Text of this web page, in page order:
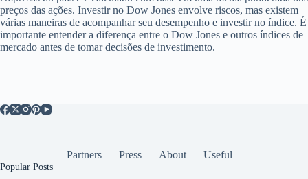
preços das ações. Investir no Dow Jones envolve riscos, mas existem
várias maneiras de acompanhar seu desempenho e investir no índice. É
importante entender a diferença entre o Dow Jones e outros índices de
mercado antes de tomar decisões de investimento.
Partners Press About Useful
Popular Posts